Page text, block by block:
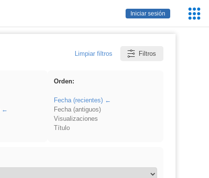
Iniciar sesión
Limpiar filtros Filtros
Orden:
Fecha (recientes)
Fecha (antiguos)
Visualizaciones
Título